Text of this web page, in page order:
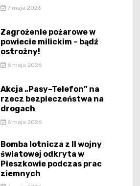
7 maja 2026
Zagrożenie pożarowe w
powiecie milickim – bądź
ostrożny!
6 maja 2026
Akcja „Pasy–Telefon” na
rzecz bezpieczeństwa na
drogach
6 maja 2026
Bomba lotnicza z II wojny
światowej odkryta w
Pieszkowie podczas prac
ziemnych